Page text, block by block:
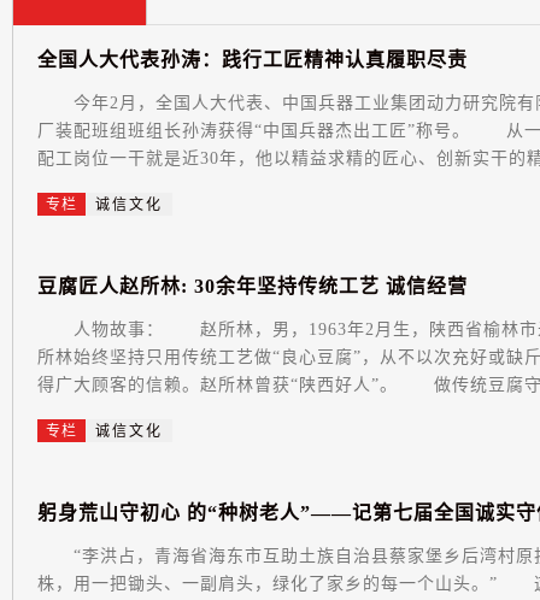
全国 人大代表孙涛： 践行工 匠精神认真履职尽责
今年2月，全国人大代表、中国兵器工业集团动力研究院有
厂装配班组班组长孙涛获得“中国兵器杰出工匠”称号。 从
配工岗位一干就是近30年，他以精益求精的匠心、创新实干的
专栏 诚信文化
豆腐 匠人赵所林: 30余年坚持传统工艺 诚信经营
人物故事： 赵所林，男，1963年2月生，陕西省榆林市
所林始终坚持只用传统工艺做“良心豆腐”，从不以次充好或缺
得广大顾客的信赖。赵所林曾获“陕西好人”。 做传统豆
专栏 诚信文化
躬身荒山守初心 的“种树老人”——记第七届全国 诚实守
“李洪占，青海省海东市互助土族自治县蔡家堡乡后湾村原
株，用一把锄头、一副肩头，绿化了家乡的每一个山头。”